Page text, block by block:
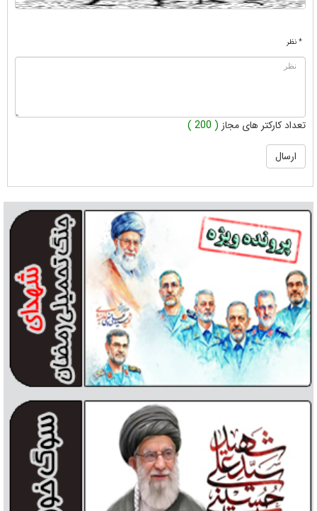
* نظر
تعداد کارکتر های مجاز ( 200 )